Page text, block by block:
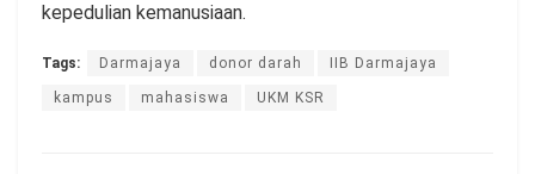
kepedulian kemanusiaan.
Tags: Darmajaya donor darah IIB Darmajaya
kampus mahasiswa UKM KSR